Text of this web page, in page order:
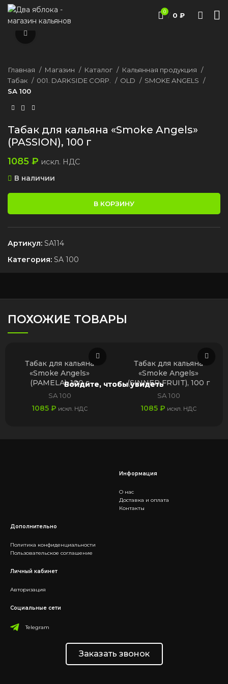
0 / 0 ₽
Главная Магазин Каталог
Кальянная продукция
Табак
001. DARKSIDE CORP. ОLD
SMOKE ANGELS
SA 100
Табак для кальяна «Smoke Angels»
(PASSION), 100 г
1085 ₽ искл. НДС
В наличии
В КОРЗИНУ
Артикул: SA114
Категория: SA 100
ПОХОЖИЕ ТОВАРЫ
Войдите, чтобы увидеть
Табак для кальяна
«Smoke Angels»
(PAMELA), 100 г
SA 100
1085 ₽ искл. НДС
Войдите, чтобы увидеть
Табак для кальяна
«Smoke Angels»
(SINNER FRUIT), 100 г
SA 100
1085 ₽ искл. НДС
Информация
О нас
Доставка и оплата
Контакты
Дополнительно
Политика конфиденциальности
Пользовательское соглашение
Личный кабинет
Авторизация
Социальные сети
Telegram
Заказать звонок